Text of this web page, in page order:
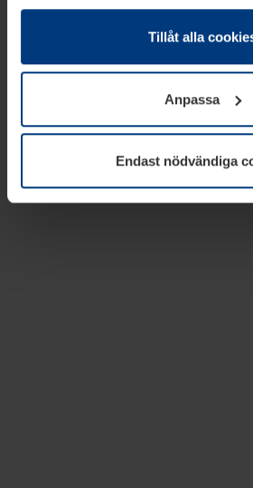
Juridiskt kan vi lagra kakor på din
absolut nödvändiga för driften av
godkännande kan du när som helst
informationen om kakor under
vår webbplats.
Tillåt alla
Anpassa
Endast nödvändiga